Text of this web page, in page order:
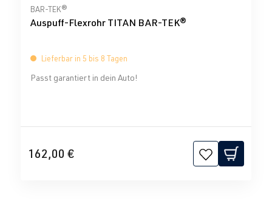
Durchschnittliche Bewertung von 0 von 5 Sternen
BAR-TEK®
Auspuff-Flexrohr TITAN BAR-TEK®
Lieferbar in 5 bis 8 Tagen
Passt garantiert in dein Auto!
162,00 €